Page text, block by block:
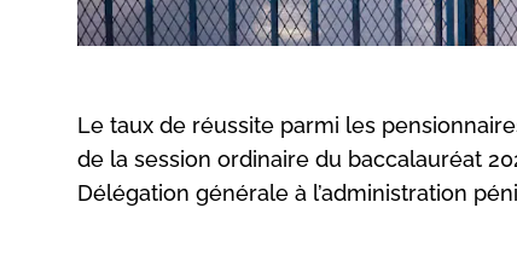
Le taux de réussite parmi les
de la session ordinaire du baccalauréat
Délégation générale à l’administration